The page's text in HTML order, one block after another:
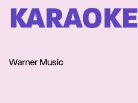
KARAOKE
Warner Music